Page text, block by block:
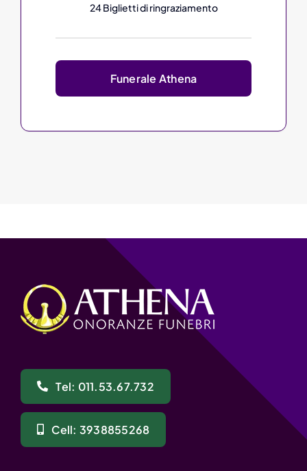
24 Biglietti di ringraziamento
Funerale Athena
Tel: 011.53.67.732
Cell: 3938855268